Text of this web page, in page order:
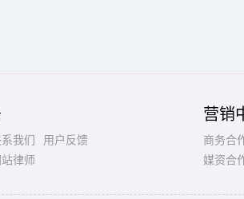
我们
用户反馈
站律师
营销
商务合
媒资合